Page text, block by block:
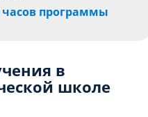
программы
в
школе